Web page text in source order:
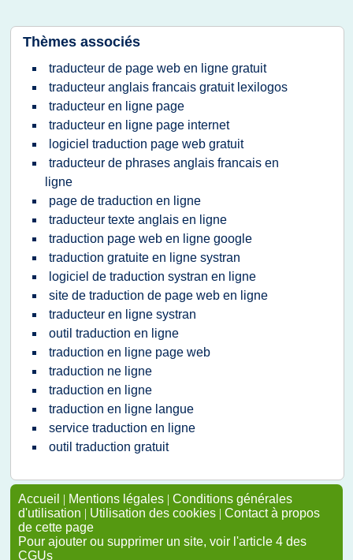
Thèmes associés
traducteur de page web en ligne gratuit
traducteur anglais francais gratuit lexilogos
traducteur en ligne page
traducteur en ligne page internet
logiciel traduction page web gratuit
traducteur de phrases anglais francais en
ligne
page de traduction en ligne
traducteur texte anglais en ligne
traduction page web en ligne google
traduction gratuite en ligne systran
logiciel de traduction systran en ligne
site de traduction de page web en ligne
traducteur en ligne systran
outil traduction en ligne
traduction en ligne page web
traduction ne ligne
traduction en ligne
traduction en ligne langue
service traduction en ligne
outil traduction gratuit
Accueil | Mentions légales | Conditions générales
d'utilisation | Utilisation des cookies | Contact à propos
de cette page
Pour ajouter ou supprimer un site, voir l'article 4 des
CGUs